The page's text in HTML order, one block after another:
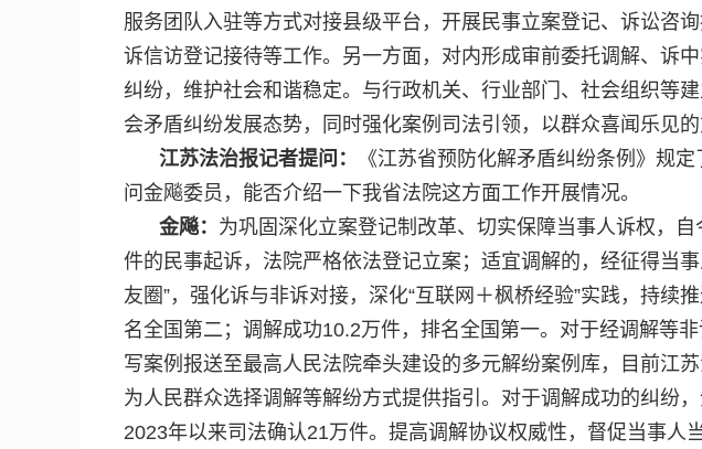
服务团队入驻等方式对接县级平台，开展民事立案登记、诉讼咨
诉信访登记接待等工作。另一方面，对内形成审前委托调解、诉
纠纷，维护社会和谐稳定。与行政机关、行业部门、社会组织等
会矛盾纠纷发展态势，同时强化案例司法引领，以群众喜闻乐见
江苏法治报记者提问：
《江苏省预防化解矛盾纠纷条例》规
问金飚委员，能否介绍一下我省法院这方面工作开展情况。
金飚： 为巩固深化立案登记制改革、切实保障当事人诉权，
件的民事起诉，法院严格依法登记立案；适宜调解的，经征得当
友圈”，强化诉与非诉对接，深化“互联网＋枫桥经验”实践，持续
名全国第二；调解成功10.2万件，排名全国第一。对于经调解等
写案例报送至最高人民法院牵头建设的多元解纷案例库，目前江
为人民群众选择调解等解纷方式提供指引。对于调解成功的纠纷
2023年以来司法确认21万件。提高调解协议权威性，督促当事